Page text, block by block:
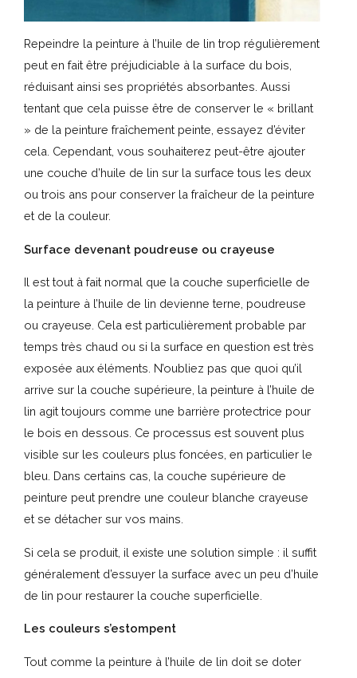
Repeindre la peinture à l’huile de lin trop régulièrement
peut en fait être préjudiciable à la surface du bois,
réduisant ainsi ses propriétés absorbantes. Aussi
tentant que cela puisse être de conserver le « brillant
» de la peinture fraîchement peinte, essayez d’éviter
cela. Cependant, vous souhaiterez peut-être ajouter
une couche d’huile de lin sur la surface tous les deux
ou trois ans pour conserver la fraîcheur de la peinture
et de la couleur.
Surface devenant poudreuse ou crayeuse
Il est tout à fait normal que la couche superficielle de
la peinture à l’huile de lin devienne terne, poudreuse
ou crayeuse. Cela est particulièrement probable par
temps très chaud ou si la surface en question est très
exposée aux éléments. N’oubliez pas que quoi qu’il
arrive sur la couche supérieure, la peinture à l’huile de
lin agit toujours comme une barrière protectrice pour
le bois en dessous. Ce processus est souvent plus
visible sur les couleurs plus foncées, en particulier le
bleu. Dans certains cas, la couche supérieure de
peinture peut prendre une couleur blanche crayeuse
et se détacher sur vos mains.
Si cela se produit, il existe une solution simple : il suffit
généralement d’essuyer la surface avec un peu d’huile
de lin pour restaurer la couche superficielle.
Les couleurs s’estompent
Tout comme la peinture à l’huile de lin doit se doter